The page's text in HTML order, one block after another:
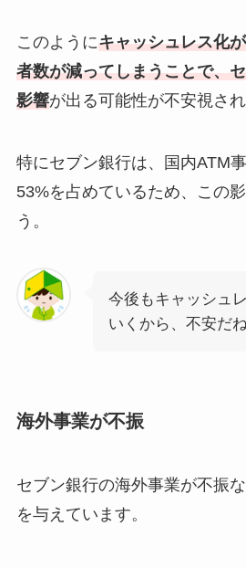
このようにキャッシュレス化
者数が減ってしまうことで、
影響が出る可能性が不安視され
特にセブン銀行は、国内ATM
53%を占めているため、この
う。
今後もキャッシュ
いくから、不安だ
海外事業が不振
セブン銀行の海外事業が不振
を与えています。